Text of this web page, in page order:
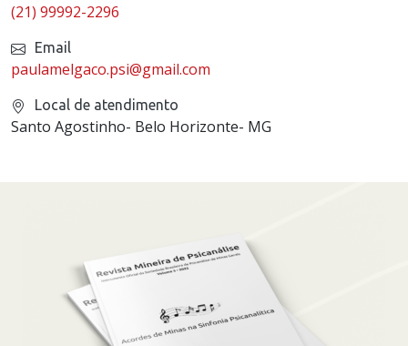
(21) 99992-2296
Email
paulamelgaco.psi@gmail.com
Local de atendimento
Santo Agostinho- Belo Horizonte- MG